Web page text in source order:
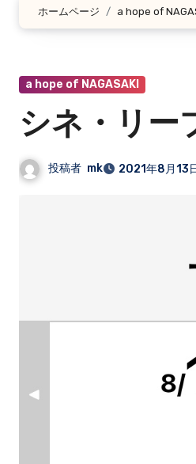
ホームページ a hope of
a hope of NAGASAKI
シネ・リー
投稿者 mk 2021年8月13